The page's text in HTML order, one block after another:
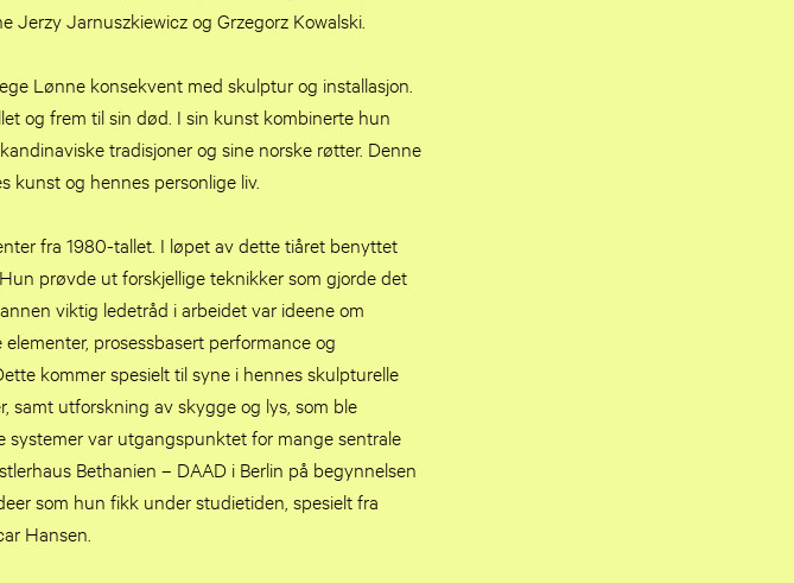
Jarnuszkiewicz og Grzegorz Kowalski.
Lønne konsekvent med skulptur og installasjon.
og frem til sin død. I sin kunst kombinerte hun
tradisjoner og sine norske røtter. Denne
kunst og hennes personlige liv.
fra 1980-tallet. I løpet av dette tiåret benyttet
prøvde ut forskjellige teknikker som gjorde det
viktig ledetråd i arbeidet var ideene om
prosessbasert performance og
kommer spesielt til syne i hennes skulpturelle
samt utforskning av skygge og lys, som ble
systemer var utgangspunktet for mange sentrale
Bethanien – DAAD i Berlin på begynnelsen
som hun fikk under studietiden, spesielt fra
Hansen.